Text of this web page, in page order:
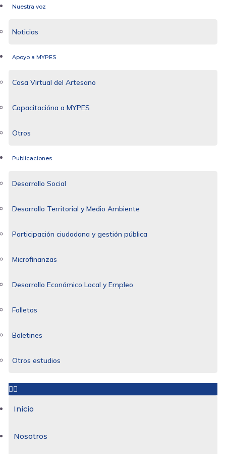
Nuestra voz
Noticias
Apoyo a MYPES
Casa Virtual del Artesano
Capacitacióna a MYPES
Otros
Publicaciones
Desarrollo Social
Desarrollo Territorial y Medio Ambiente
Participación ciudadana y gestión pública
Microfinanzas
Desarrollo Económico Local y Empleo
Folletos
Boletines
Otros estudios
Inicio
Nosotros